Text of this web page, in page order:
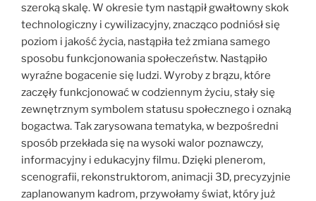
szeroką skalę. W okresie tym nastąpił gwałtowny skok
technologiczny i cywilizacyjny, znacząco podniósł się
poziom i jakość życia, nastąpiła też zmiana samego
sposobu funkcjonowania społeczeństw. Nastąpiło
wyraźne bogacenie się ludzi. Wyroby z brązu, które
zaczęły funkcjonować w codziennym życiu, stały się
zewnętrznym symbolem statusu społecznego i oznaką
bogactwa. Tak zarysowana tematyka, w bezpośredni
sposób przekłada się na wysoki walor poznawczy,
informacyjny i edukacyjny filmu. Dzięki plenerom,
scenografii, rekonstruktorom, animacji 3D, precyzyjnie
zaplanowanym kadrom, przywołamy świat, który już